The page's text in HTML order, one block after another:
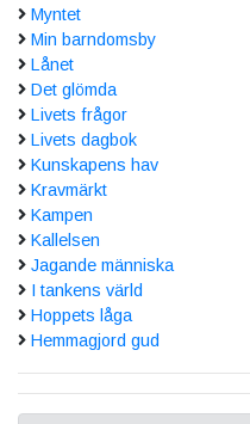
Myntet
Min barndomsby
Lånet
Det glömda
Livets frågor
Livets dagbok
Kunskapens hav
Kravmärkt
Kampen
Kallelsen
Jagande människa
I tankens värld
Hoppets låga
Hemmagjord gud